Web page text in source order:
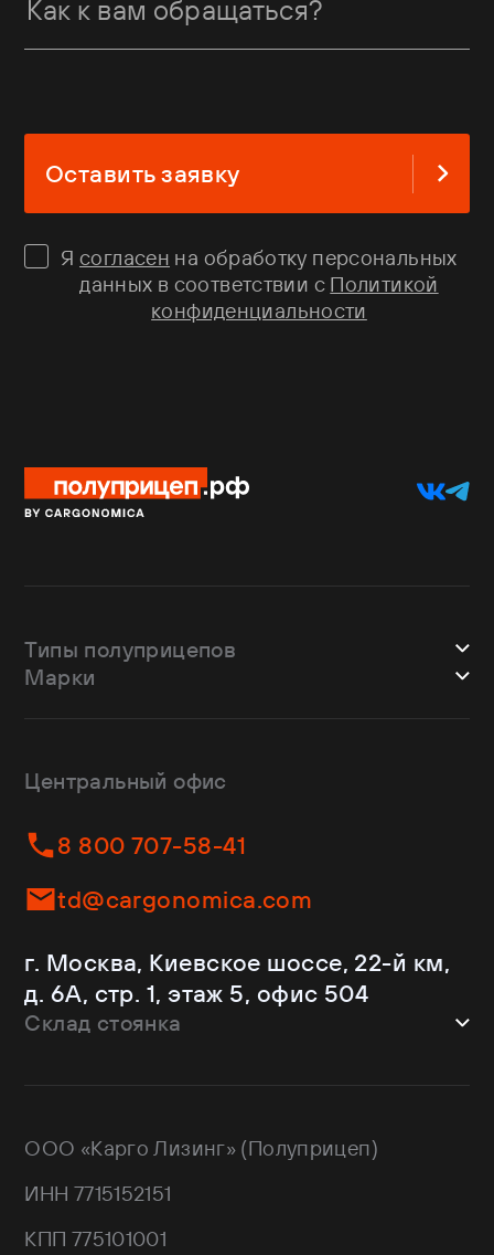
Оставить заявку
Ясогласен на обработку персональных
данных в соответствии с Политикой
конфиденциальности
Типы полуприцепов
Шторные
Изотермы
Контейнеровозы
Самосвалы
Ломовозы
С кониками
Рефрижераторы
Марки
Dongfeng
Helfimmer
JAC
Kassbohrer
Krone
Mercedes-Benz
Schmitz Cargobull
Shacman
Wielton
Валдай
НЕФАЗ
РИАТ
Центральный офис
8 800 707-58-41
td@cargonomica.com
г. Москва, Киевское шоссе, 22-й км,
д. 6А, стр. 1, этаж 5, офис 504
Склад стоянка
171 GPS: 55.443540, 37.293077
ООО «Карго Лизинг» (Полуприцеп)
ИНН 7715152151
КПП 775101001